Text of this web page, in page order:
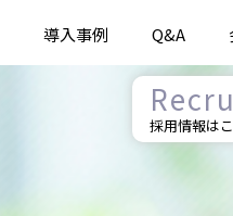
導入事例 Q&A
採用情報は